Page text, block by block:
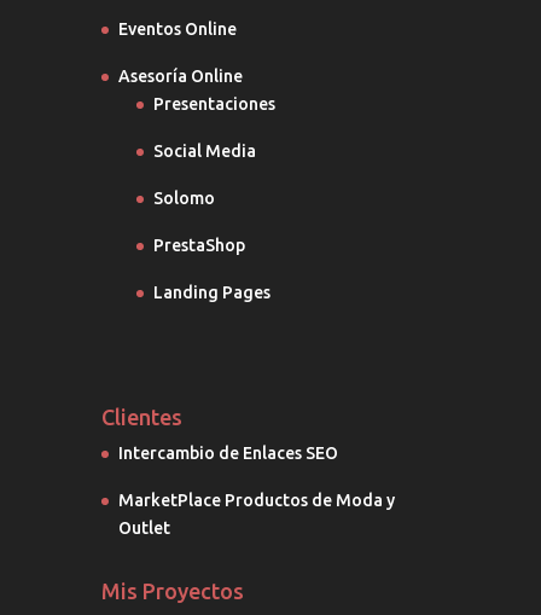
Eventos Online
Asesoría Online
Presentaciones
Social Media
Solomo
PrestaShop
Landing Pages
Clientes
Intercambio de Enlaces SEO
MarketPlace Productos de Moda y
Outlet
Mis Proyectos